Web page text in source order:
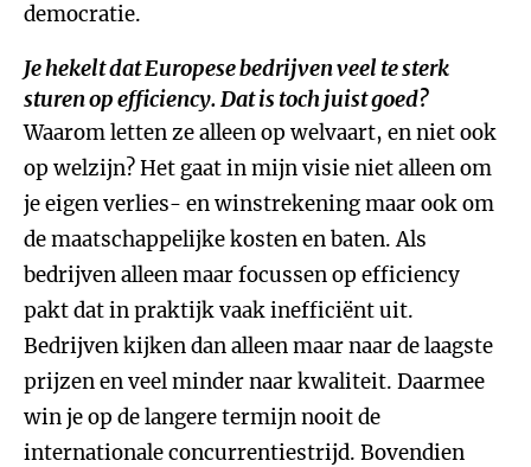
democratie.
Je hekelt dat Europese bedrijven veel te sterk
sturen op efficiency. Dat is toch juist goed?
Waarom letten ze alleen op welvaart, en niet ook
op welzijn? Het gaat in mijn visie niet alleen om
je eigen verlies- en winstrekening maar ook om
de maatschappelijke kosten en baten. Als
bedrijven alleen maar focussen op efficiency
pakt dat in praktijk vaak inefficiënt uit.
Bedrijven kijken dan alleen maar naar de laagste
prijzen en veel minder naar kwaliteit. Daarmee
win je op de langere termijn nooit de
internationale concurrentiestrijd. Bovendien